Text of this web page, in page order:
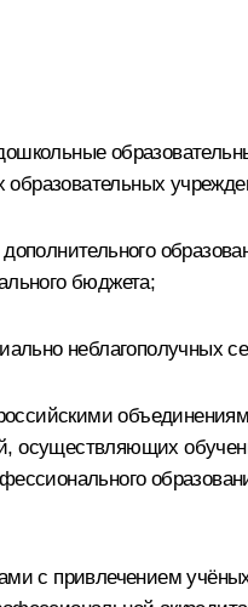
бюджета;
неблагополучных
осуществляющих
с привлечением